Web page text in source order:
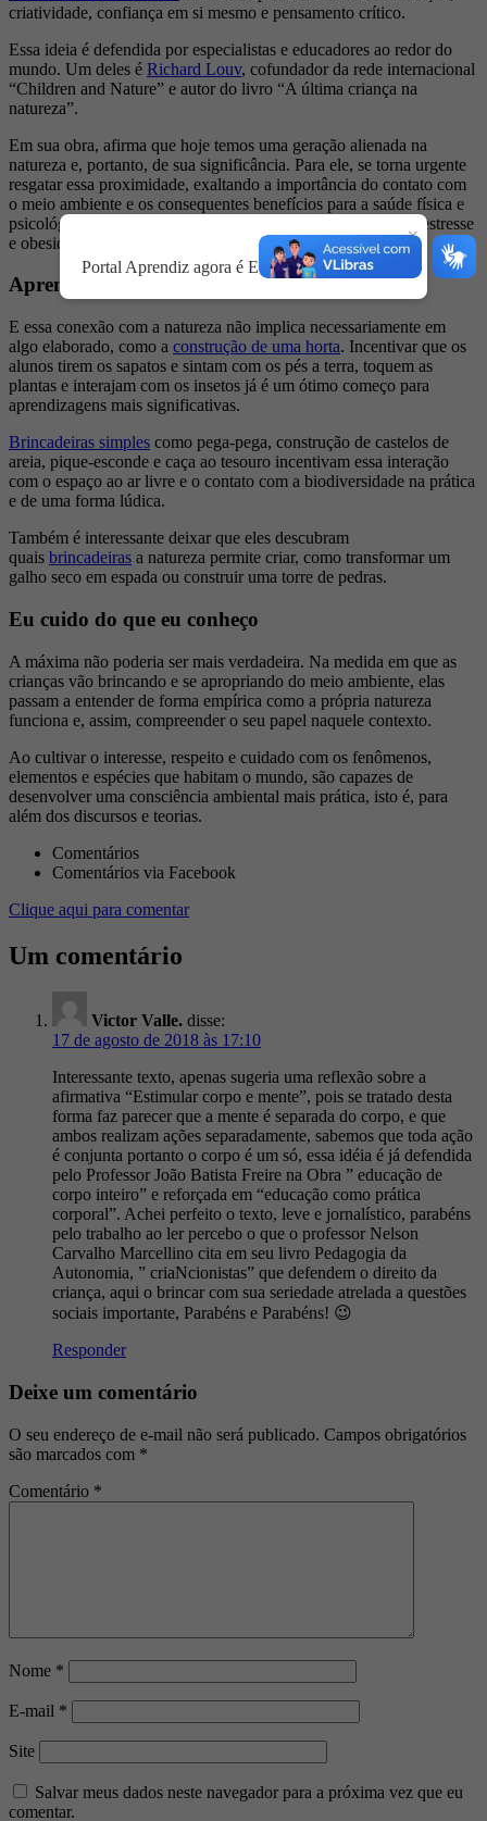
criatividade, confiança em si mesmo e pensamento crítico.
Essa ideia é defendida por especialistas e educadores ao redor do
mundo. Um deles é Richard Louv, cofundador da rede internacional
“Children and Nature” e autor do livro “A última criança na
natureza”.
Em sua obra, afirma que hoje temos uma geração alienada na
natureza e, portanto, de sua significância. Para ele, se torna urgente
resgatar essa proximidade, exaltando a importância do contato com
o meio ambiente e os consequentes benefícios para a saúde física e
psicológica das crianças, entre eles, a redução da ansiedade, estresse
e obesidade.
Aprendizagem mais significativa
E essa conexão com a natureza não implica necessariamente em
algo elaborado, como a construção de uma horta. Incentivar que os
alunos tirem os sapatos e sintam com os pés a terra, toquem as
plantas e interajam com os insetos já é um ótimo começo para
aprendizagens mais significativas.
Brincadeiras simples como pega-pega, construção de castelos de
areia, pique-esconde e caça ao tesouro incentivam essa interação
com o espaço ao ar livre e o contato com a biodiversidade na prática
e de uma forma lúdica.
Também é interessante deixar que eles descubram
quais brincadeiras a natureza permite criar, como transformar um
galho seco em espada ou construir uma torre de pedras.
Eu cuido do que eu conheço
A máxima não poderia ser mais verdadeira. Na medida em que as
crianças vão brincando e se apropriando do meio ambiente, elas
passam a entender de forma empírica como a própria natureza
funciona e, assim, compreender o seu papel naquele contexto.
Ao cultivar o interesse, respeito e cuidado com os fenômenos,
elementos e espécies que habitam o mundo, são capazes de
desenvolver uma consciência ambiental mais prática, isto é, para
além dos discursos e teorias.
Comentários
Comentários via Facebook
Clique aqui para comentar
Um comentário
Victor Valle. disse:
17 de agosto de 2018 às 17:10
Interessante texto, apenas sugeria uma reflexão sobre a
afirmativa “Estimular corpo e mente”, pois se tratado desta
forma faz parecer que a mente é separada do corpo, e que
ambos realizam ações separadamente, sabemos que toda ação
é conjunta portanto o corpo é um só, essa idéia é já defendida
pelo Professor João Batista Freire na Obra ” educação de
corpo inteiro” e reforçada em “educação como prática
corporal”. Achei perfeito o texto, leve e jornalístico, parabéns
pelo trabalho ao ler percebo o que o professor Nelson
Carvalho Marcellino cita em seu livro Pedagogia da
Autonomia, ” criaNcionistas” que defendem o direito da
criança, aqui o brincar com sua seriedade atrelada a questões
sociais importante, Parabéns e Parabéns! 😉
Responder
Deixe um comentário
O seu endereço de e-mail não será publicado. Campos obrigatórios
são marcados com *
Comentário *
Nome *
E-mail *
Site
Salvar meus dados neste navegador para a próxima vez que eu
comentar.
Portal Aprendiz agora é Educação & Território.
×